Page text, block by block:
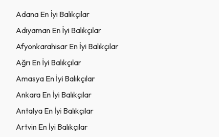
Adana En İyi Balıkçılar
Adıyaman En İyi Balıkçılar
Afyonkarahisar En İyi Balıkçılar
Ağrı En İyi Balıkçılar
Amasya En İyi Balıkçılar
Ankara En İyi Balıkçılar
Antalya En İyi Balıkçılar
Artvin En İyi Balıkçılar